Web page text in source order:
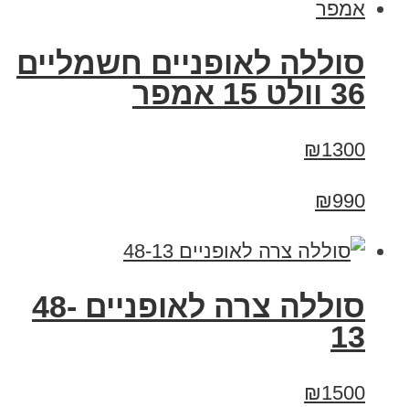
סוללה לאופניים חשמליים
36 וולט 15 אמפר
₪1300
₪990
סוללה צרה לאופניים 48-
13
₪1500